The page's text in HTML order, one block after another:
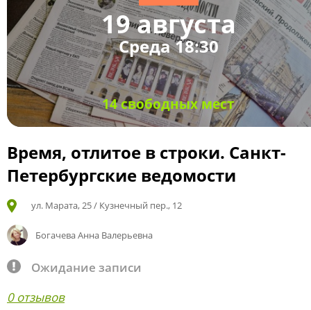
19 августа
Среда 18:30
14 свободных мест
Время, отлитое в строки. Санкт-
Петербургские ведомости
ул. Марата, 25 / Кузнечный пер., 12
Богачева Анна Валерьевна
Ожидание записи
0 отзывов